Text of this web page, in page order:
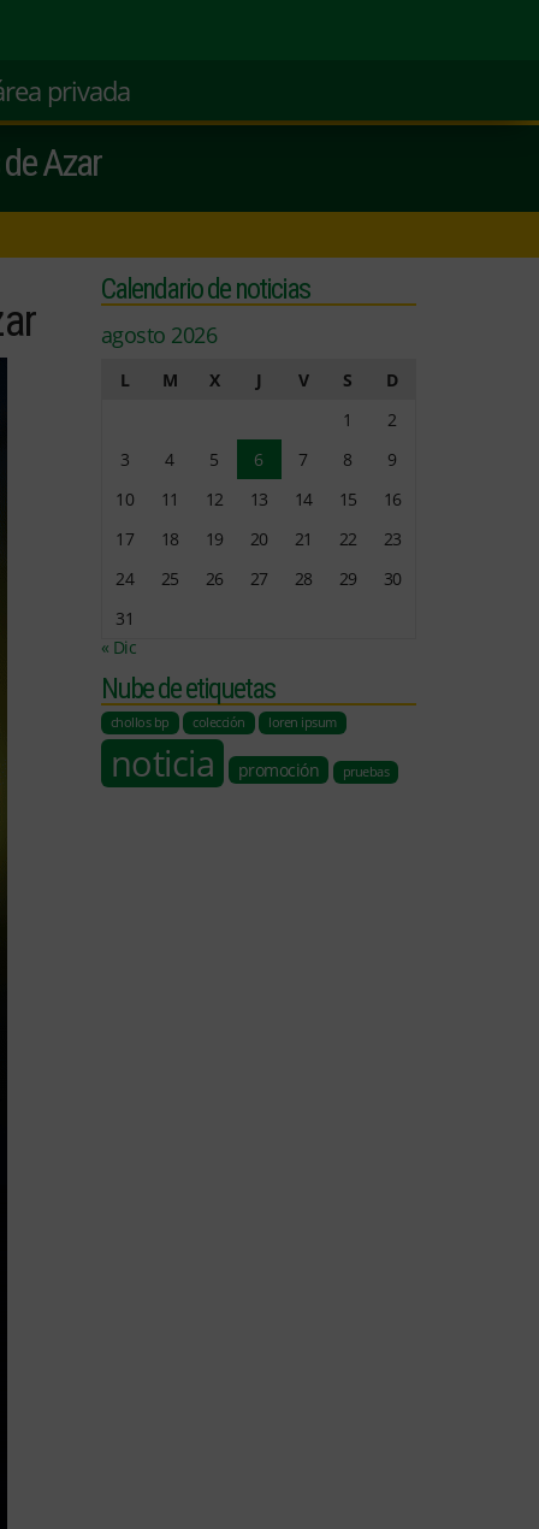
privada
Azar
Calendario de noticias
agosto 2026
L M X J V S
D
1
2
3
4 5 6 7 8
9
10
11 12 13 14 15
16
17
18 19 20 21 22
23
24
25 26 27 28 29
30
31
« Dic
Nube de etiquetas
chollos bp colección loren ipsum
noticia promoción pruebas